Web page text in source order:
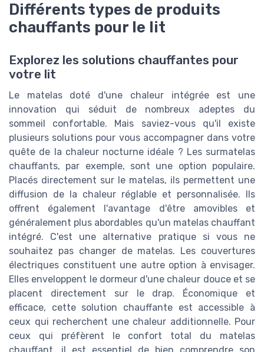
Différents types de produits
chauffants pour le lit
Explorez les solutions chauffantes pour
votre lit
Le matelas doté d'une chaleur intégrée est une
innovation qui séduit de nombreux adeptes du
sommeil confortable. Mais saviez-vous qu'il existe
plusieurs solutions pour vous accompagner dans votre
quête de la chaleur nocturne idéale ? Les surmatelas
chauffants, par exemple, sont une option populaire.
Placés directement sur le matelas, ils permettent une
diffusion de la chaleur réglable et personnalisée. Ils
offrent également l'avantage d'être amovibles et
généralement plus abordables qu'un matelas chauffant
intégré. C'est une alternative pratique si vous ne
souhaitez pas changer de matelas. Les couvertures
électriques constituent une autre option à envisager.
Elles enveloppent le dormeur d'une chaleur douce et se
placent directement sur le drap. Économique et
efficace, cette solution chauffante est accessible à
ceux qui recherchent une chaleur additionnelle. Pour
ceux qui préfèrent le confort total du matelas